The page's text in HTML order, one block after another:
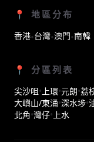
📍 地區分布
香港•台灣•澳門•南韓
📍 分區列表
尖沙咀• 上環•元朗•荔
大嶼山/東涌•深水埗•
北角•灣仔• 上水